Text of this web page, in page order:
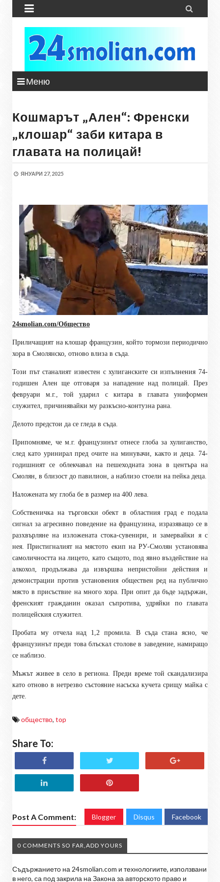
 
Меню
Кошмарът „Ален“: Френски
„клошар“ заби китара в
главата на полицай!
ЯНУАРИ 27, 2025
24smolian.com/Общество
Приличащият на клошар французин, който тормози периодично
хора в Смолянско, отново влиза в съда.
Този път станалият известен с хулиганските си изпълнения 74-
годишен Ален ще отговаря за нападение над полицай. През
февруари м.г., той ударил с китара в главата униформен
служител, причинявайки му разкъсно-контузна рана.
Делото предстои да се гледа в съда.
Припомняме, че м.г. французинът отнесе глоба за хулиганство,
след като уринирал пред очите на минувачи, както и деца.
74-
годишният се облекчавал на пешеходната зона в центъра на
Смолян , в близост до павилион, а наблизо стоели на пейка деца.
Наложената му глоба бе в размер на 400 лева.
Собственичка на търговски обект в областния град е подала
сигнал за агресивно поведение на французина, изразяващо се в
разхвърляне на изложената стока-сувенири, и замервайки я с
нея. Пристигналият на мястото екип на РУ-Смолян установява
самоличността на лицето, като същото, под явно въздействие на
алкохол, продължава да извършва непристойни действия и
демонстрации против установения обществен ред на публично
място в присъствие на много хора. При опит да бъде задържан,
френският гражданин оказал съпротива, удряйки по главата
полицейския служител.
Пробата му отчела над 1,2 промила. В съда стана ясно, че
французинът преди това блъскал столове в заведение, намиращо
се наблизо.
Мъжът живее в село в региона. Преди време той скандализира
като отново в нетрезво състояние насъска кучета срищу майка с
дете.
общество, top
Share To:
Post A Comment: Blogger Disqus Facebook
0 COMMENTS SO FAR,ADD YOURS
Съдържанието на 24smolian.com и технологиите, използвани
в него, са под закрила на Закона за авторското право и